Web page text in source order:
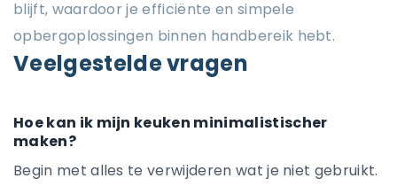
blijft, waardoor je efficiënte en simpele
opbergoplossingen binnen handbereik hebt.
Veelgestelde vragen
Hoe kan ik mijn keuken minimalistischer
maken?
Begin met alles te verwijderen wat je niet gebruikt.